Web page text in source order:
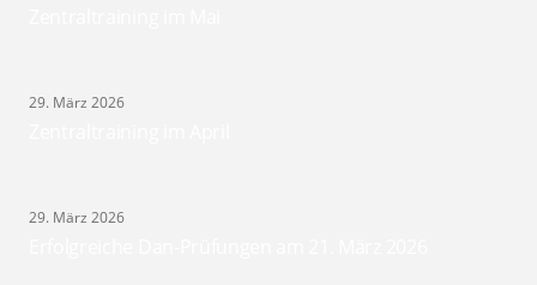
29. März 2026
29. März 2026